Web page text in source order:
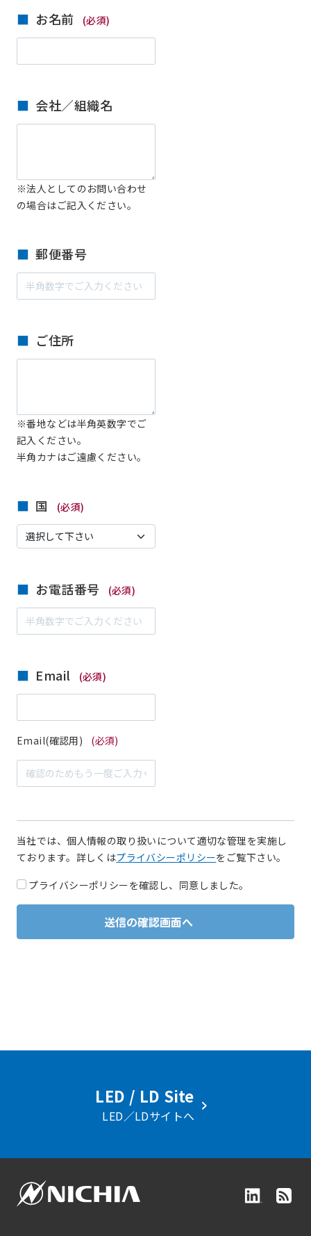
お名前 (必須)
会社／組織名
※法人としてのお問い合わせ
の場合はご記入ください。
郵便番号
ご住所
※番地などは半角英数字でご
記入ください。
半角カナはご遠慮ください。
国 (必須)
お電話番号 (必須)
Email (必須)
Email(確認用) (必須)
当社では、個人情報の取り扱いについて適切な管理を実施し
ております。詳しくはプライバシーポリシーをご覧下さい。
プライバシーポリシーを確認し、同意しました。
LED / LD Site
LED／LDサイトへ